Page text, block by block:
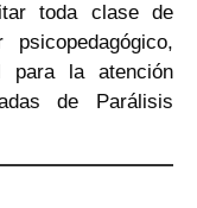
toda clase de
para la atención
de Parálisis